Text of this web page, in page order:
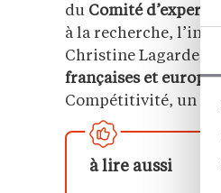
du Comité d’experts
à la recherche,
Christine Lagarde,
françaises et
Compétitivité, un
à lire aussi